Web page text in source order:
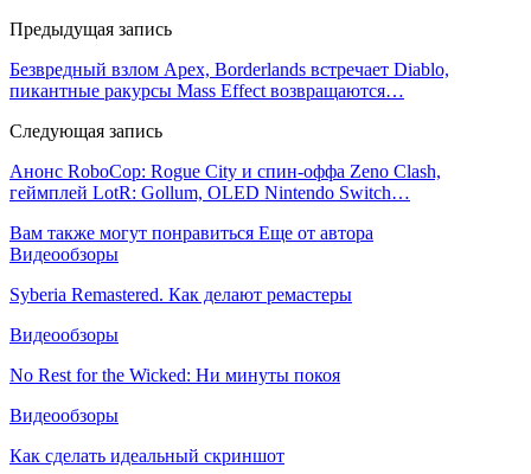
Предыдущая запись
Безвредный взлом Apex, Borderlands встречает Diablo,
пикантные ракурсы Mass Effect возвращаются…
Следующая запись
Анонс RoboCop: Rogue City и спин-оффа Zeno Clash,
геймплей LotR: Gollum, OLED Nintendo Switch…
Вам также могут понравиться Еще от автора
Видеообзоры
Syberia Remastered. Как делают ремастеры
Видеообзоры
No Rest for the Wicked: Ни минуты покоя
Видеообзоры
Как сделать идеальный скриншот